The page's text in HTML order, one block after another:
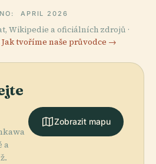
APRIL 2026
Wikipedie a oficiálních zdrojů ·
Jak tvoříme naše průvodce →
a
Zobrazit mapu